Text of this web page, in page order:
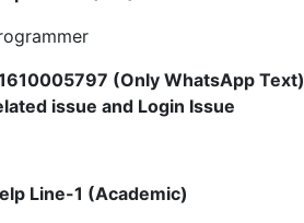
(Only WhatsApp Text)
issue and Login Issue
Line-1 (Academic)